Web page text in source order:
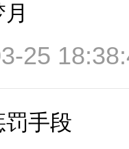
25
手段